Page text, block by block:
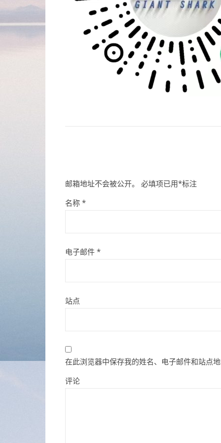
邮箱地址不会被公开。 必填项已用*标注
名称 *
电子邮件 *
站点
在此浏览器中保存我的姓名、电子邮件和站点
评论